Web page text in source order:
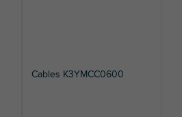
Cables K3YMCC0600